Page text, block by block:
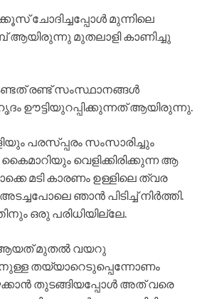
ചോദിച്ചപ്പോൾ മുന്നിലെ
ആയിരുന്നു മുതലാളി കാണിച്ചു
രണ്ട് സംസ്ഥാനങ്ങൾ
ഊട്ടിയുറപ്പിക്കുന്നത് ആയിരുന്നു.
പരസ്പ്പരം സംസാരിച്ചും
വെളിക്കിരിക്കുന്ന ആ
മടി കാരണം ഉള്ളിലെ ത്വര
ഞാൻ പിടിച്ച് നിർത്തി.
ഒരു പരിധിയില്ലേ.
ആയത് മുതൽ വയറു
തയ്യാറെടുപ്പെന്നോണം
തുടങ്ങിയപ്പോൾ അത് വരെ